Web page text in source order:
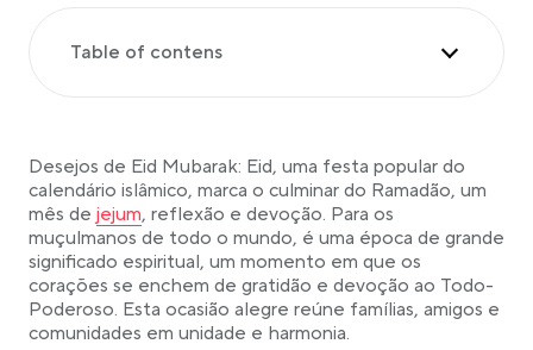
Table of contens
Desejos de Eid Mubarak: Eid, uma festa popular do
calendário islâmico, marca o culminar do Ramadão, um
mês de Link opens in a new tab
jejum, reflexão e devoção. Para os
muçulmanos de todo o mundo, é uma época de grande
significado espiritual, um momento em que os
corações se enchem de gratidão e devoção ao Todo-
Poderoso. Esta ocasião alegre reúne famílias, amigos e
comunidades em unidade e harmonia.